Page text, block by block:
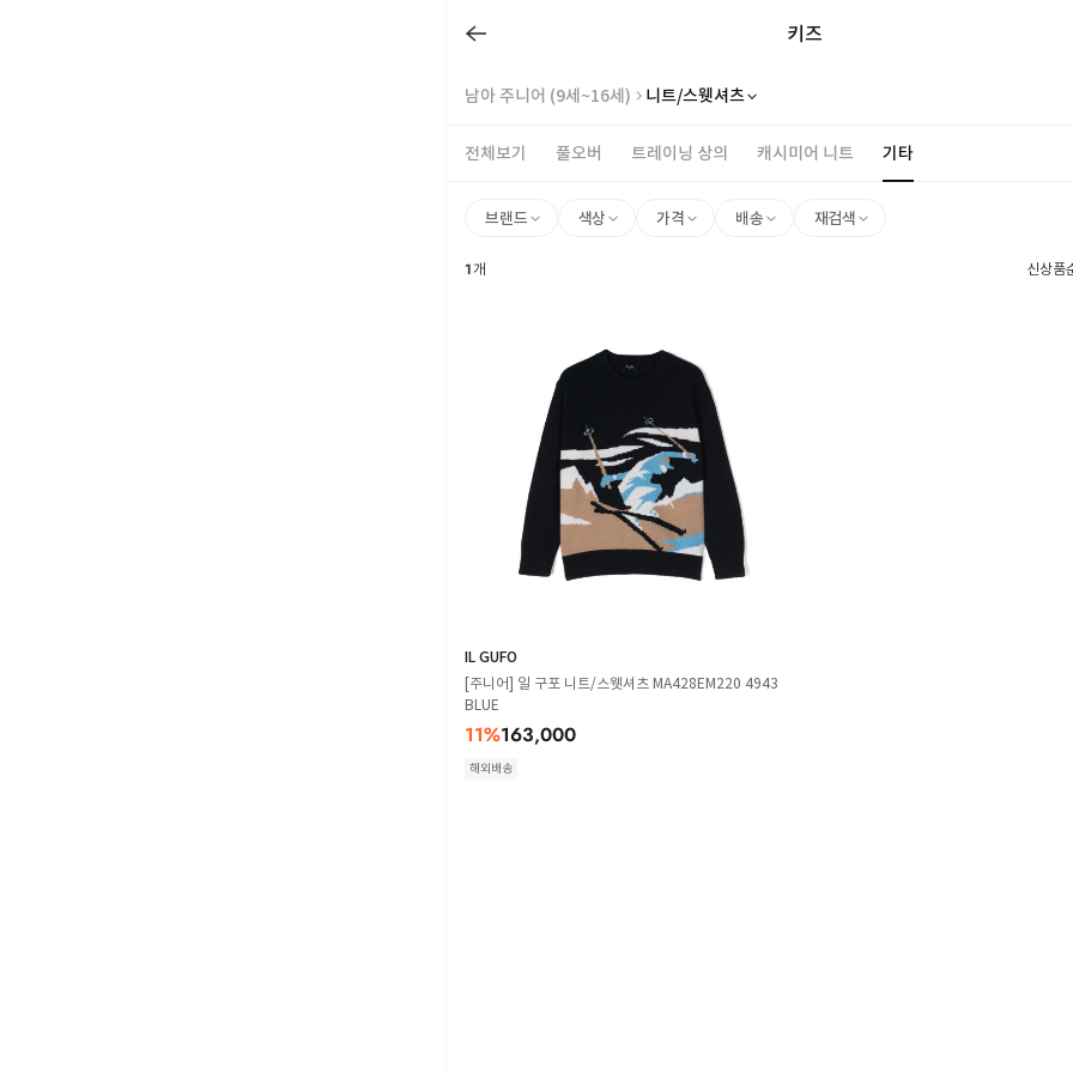
키즈
남아 주니어 (9세~16세) 니트/스웻셔츠
전체보기 풀오버 트레이닝 상의 캐시미어 니트 기타
브랜드 색상 가격 배송 재검색
1개 신상품
IL GUFO
[주니어] 일 구포 니트/스웻셔츠 MA428EM220 4943
BLUE
11%163,000
해외배송